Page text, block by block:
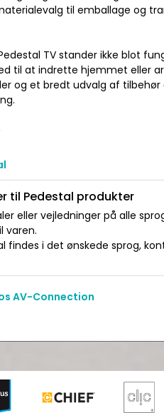
til emballage og
TV stander ikke blot
til at indrette hjemmet eller
og et bredt udvalg af
til Pedestal produkter
eller vejledninger på alle
varen.
i det ønskede sprog,
AV-Connection